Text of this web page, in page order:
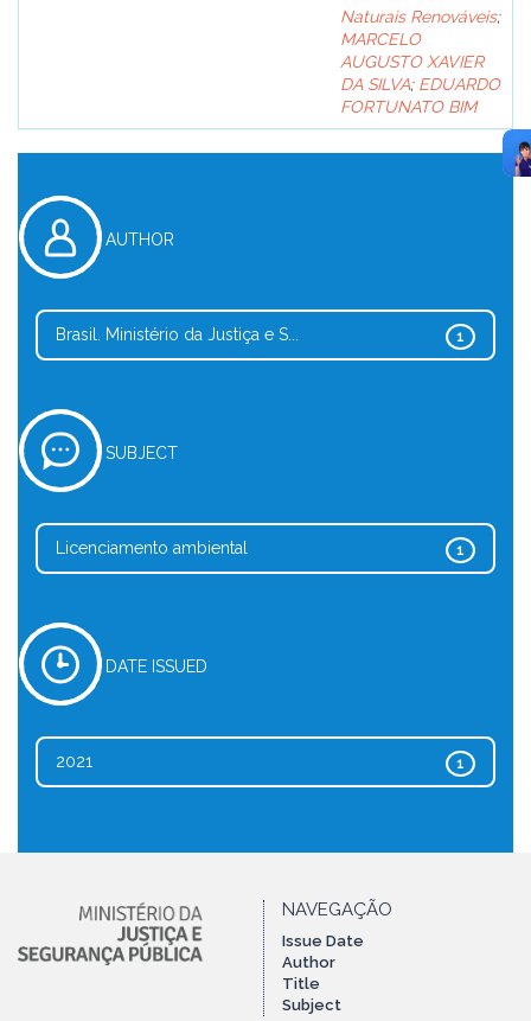
Naturais Renováveis;
MARCELO
AUGUSTO XAVIER
DA SILVA; EDUARDO
FORTUNATO BIM
AUTHOR
1
Brasil. Ministério da Justiça e S...
SUBJECT
1
Licenciamento ambiental
DATE ISSUED
1
2021
NAVEGAÇÃO
Issue Date
Author
Title
Subject